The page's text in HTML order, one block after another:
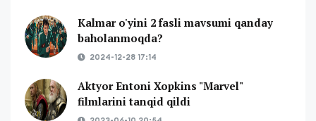
Kalmar o'yini 2 fasli mavsumi qanday
baholanmoqda?
2024-12-28 17:14
Aktyor Entoni Xopkins "Marvel"
filmlarini tanqid qildi